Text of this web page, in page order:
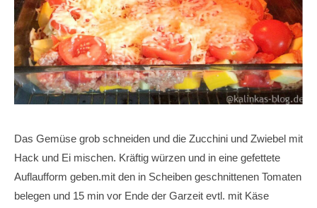
Das Gemüse grob schneiden und die Zucchini und Zwiebel mit
Hack und Ei mischen. Kräftig würzen und in eine gefettete
Auflaufform geben.mit den in Scheiben geschnittenen Tomaten
belegen und 15 min vor Ende der Garzeit evtl. mit Käse